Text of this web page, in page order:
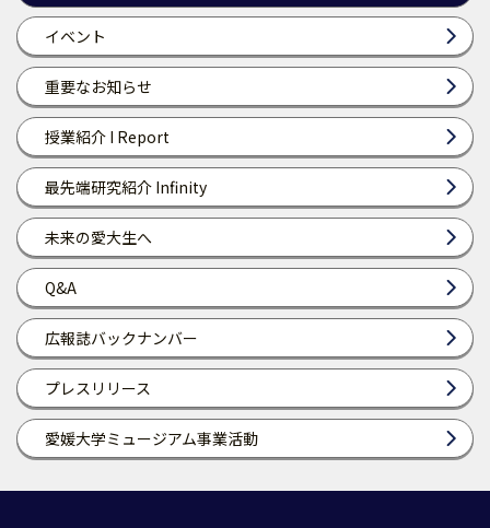
イベント
重要なお知らせ
授業紹介 I Report
最先端研究紹介 Infinity
未来の愛大生へ
Q&A
広報誌バックナンバー
プレスリリース
愛媛大学ミュージアム事業活動